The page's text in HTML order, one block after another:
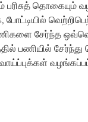
தொகையும்
சேர்ந்த
பணியில்